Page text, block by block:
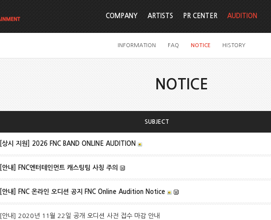
COMPANY ARTISTS PR CENTER AUDITION
INFORMATION FAQ NOTICE HISTORY
NOTICE
SUBJECT
[상시 지원] 2026 FNC BAND ONLINE AUDITION
[안내] FNC엔터테인먼트 캐스팅팀 사칭 주의
[안내] FNC 온라인 오디션 공지 FNC Online Audition Notice
[안내] 2020년 11월 22일 공개 오디션 사전 접수 마감 안내